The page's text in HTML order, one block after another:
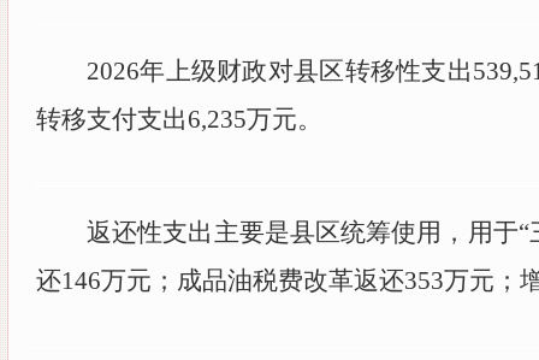
2026年上级财政对县区转移性支出
转移支付支出6,235万元。
返还性支出主要是县区统筹使用，用于“
还146万元；成品油税费改革返还353万元；